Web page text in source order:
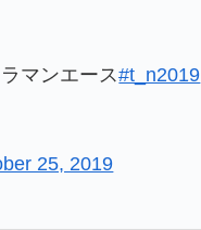
マンエース#t_n2019
25, 2019